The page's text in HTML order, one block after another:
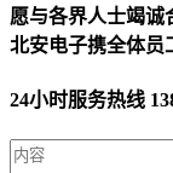
愿与各界人士竭诚
北安电子携全体员
24小时服务热线